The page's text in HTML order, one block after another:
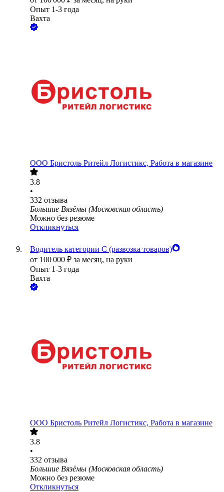
Опыт 1-3 года
Вахта
ООО Бристоль Ритейл Логистикс, Работа в магазине
3.8
•
332 отзыва
Большие Вязёмы (Московская область)
Можно без резюме
Откликнуться
Водитель категории С (развозка товаров)
от 100 000 ₽ за месяц, на руки
Опыт 1-3 года
Вахта
ООО Бристоль Ритейл Логистикс, Работа в магазине
3.8
•
332 отзыва
Большие Вязёмы (Московская область)
Можно без резюме
Откликнуться